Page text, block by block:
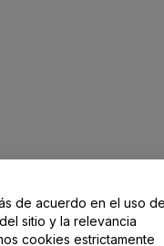
de acuerdo en el uso
sitio y la relevancia
cookies estrictamente